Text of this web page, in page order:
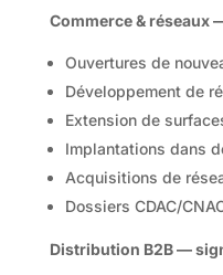
Commerce & réseaux
Ouvertures de
Développement de
Extension de
Implantations dans
Acquisitions de
Dossiers CDAC/
Distribution B2B —